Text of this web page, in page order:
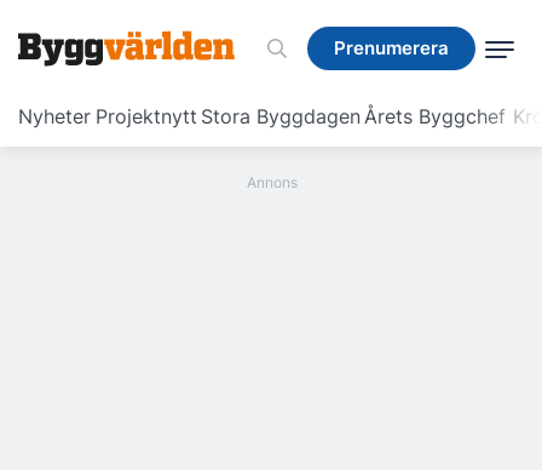
Prenumerera
Nyheter Projektnytt Stora ByggdagenÅrets Byggchef
Prenumerera